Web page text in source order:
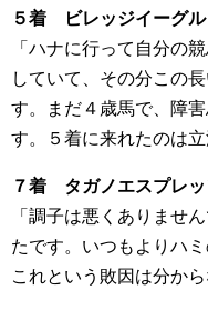
５着 ビレッジイーグル
「ハナに行って自分の
していて、その分この
す。まだ４歳馬で、障
す。５着に来れたのは立
７着 タガノエスプレッ
「調子は悪くありませ
たです。いつもよりハ
これという敗因は分から